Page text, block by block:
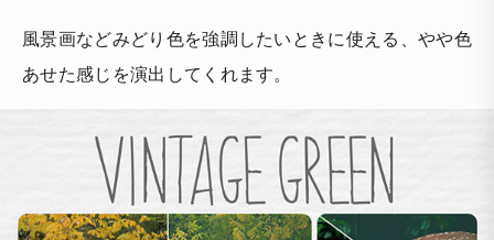
風景画などみどり色を強調したいときに使える、やや色
あせた感じを演出してくれます。